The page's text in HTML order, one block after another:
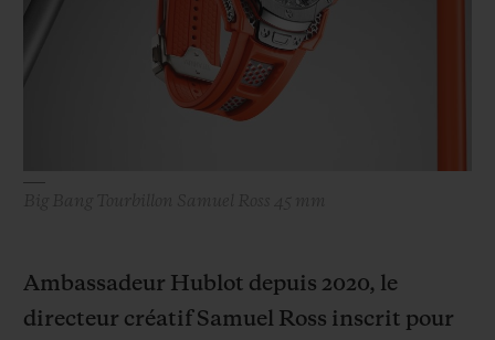
Ambassadeur Hublot depuis 2020, le
directeur créatif Samuel Ross inscrit pour
SUMMER MULTI-
COLORED CERAMIC
BIG BANG
PEACH CERAMIC
DÉLAI DE LIVRAISON